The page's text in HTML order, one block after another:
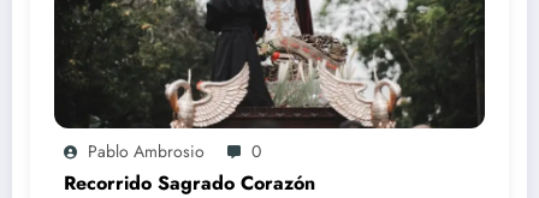
Pablo Ambrosio 0
Recorrido Sagrado Corazón